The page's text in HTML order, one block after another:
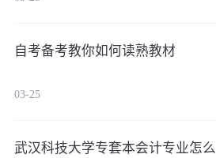
自考备考教你如何读熟教材
03-25
武汉科技大学专套本会计专业怎么